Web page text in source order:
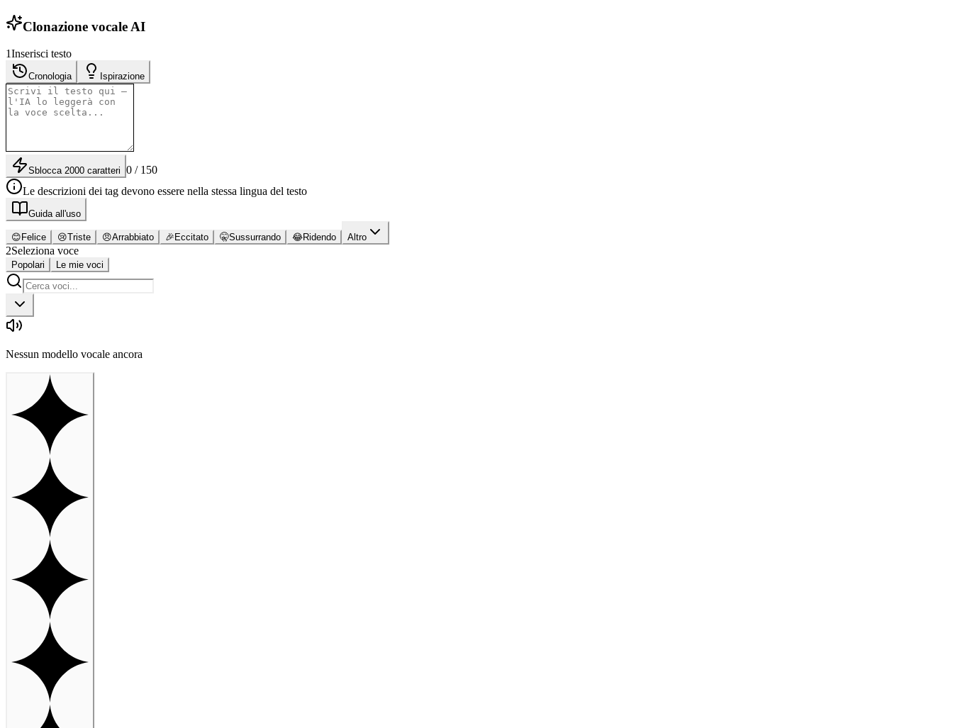
Clonazione vocale AI
1Inserisci testo
Cronologia Ispirazione
Sblocca 2000 caratteri 0 / 150
Le descrizioni dei tag devono essere nella stessa lingua del testo
Guida all'uso
😊 Felice 😢Triste 😠Arrabbiato 🎉 Eccitato 🤫Sussurrando 😂Ridendo Altro
2Seleziona voce
Popolari Le mie voci
Nessun modello vocale ancora